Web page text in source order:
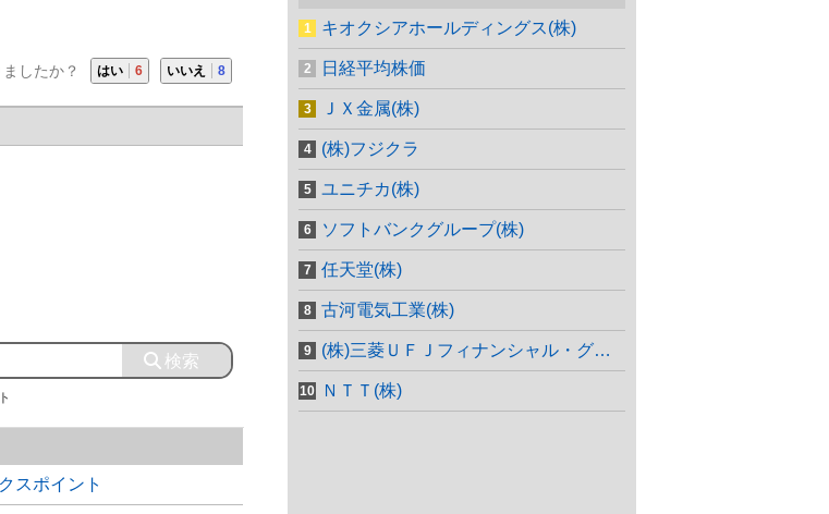
したか？ はい 6 いいえ 8
スポイント
キオクシアホールディングス(株)
日経平均株価
ＪＸ金属(株)
(株)フジクラ
ユニチカ(株)
ソフトバンクグループ(株)
任天堂(株)
古河電気工業(株)
(株)三菱ＵＦＪフィナンシャル・グループ
ＮＴＴ(株)